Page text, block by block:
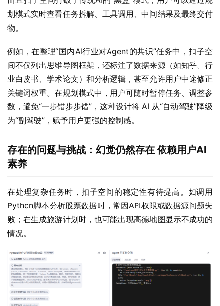
划模式实时查看任务拆解、工具调用、中间结果及最终交付
物。
例如，在整理“国内AI行业对Agent的共识”任务中，扣子空
间不仅列出思维导图框架，还标注了数据来源（如知乎、行
业白皮书、学术论文）和分析逻辑，甚至允许用户中途修正
关键词权重。在规划模式中，用户可随时暂停任务、调整参
数，避免“一步错步步错”，这种设计将 AI 从“自动驾驶”降级
为“副驾驶”，赋予用户更强的控制感。
存在的问题与挑战：幻觉仍然存在 依赖用户AI
素养
在处理复杂任务时，扣子空间的稳定性有待提高。如调用
Python脚本分析股票数据时，常因API权限或数据源问题失
败；在生成旅游计划时，也可能出现高德地图显示不成功的
情况。